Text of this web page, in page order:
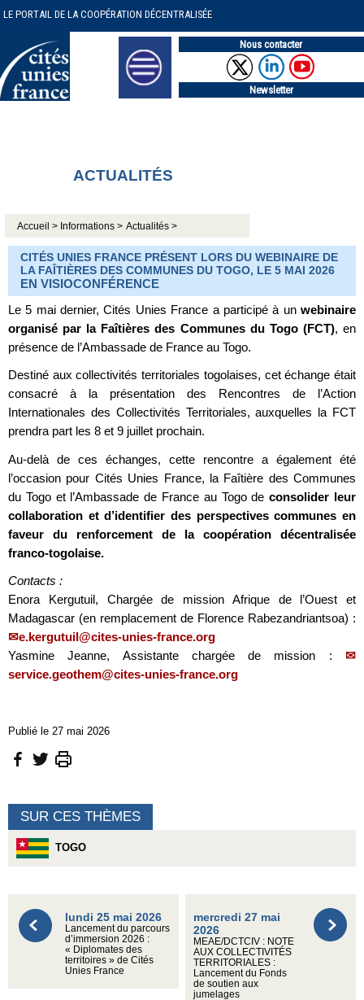
LE PORTAIL DE LA COOPÉRATION DÉCENTRALISÉE
Nous contacter
Newsletter
ACTUALITÉS
Accueil > Informations > Actualités >
CITÉS UNIES FRANCE PRÉSENT LORS DU WEBINAIRE DE
LA FAÎTIÈRES DES COMMUNES DU TOGO, LE 5 MAI 2026
EN VISIOCONFÉRENCE
Le 5 mai dernier, Cités Unies France a participé à un webinaire
organisé par la Faîtières des Communes du Togo (FCT), en
présence de l’Ambassade de France au Togo.
Destiné aux collectivités territoriales togolaises, cet échange était
consacré à la présentation des Rencontres de l’Action
Internationales des Collectivités Territoriales, auxquelles la FCT
prendra part les 8 et 9 juillet prochain.
Au-delà de ces échanges, cette rencontre a également été
l’occasion pour Cités Unies France, la Faîtière des Communes
du Togo et l’Ambassade de France au Togo deconsolider leur
collaboration et d’identifier des perspectives communes en
faveur du renforcement de la coopération décentralisée
franco-togolaise.
Contacts :
Enora Kergutuil, Chargée de mission Afrique de l’Ouest et
Madagascar (en remplacement de Florence Rabezandriantsoa) :
e.kergutuil@cites-unies-france.org
Yasmine Jeanne, Assistante chargée de mission :
service.geothem@cites-unies-france.org
Publié le 27 mai 2026
SUR CES THÈMES
TOGO
lundi 25 mai 2026
Lancement du parcours
d’immersion 2026 :
« Diplomates des
territoires » de Cités
Unies France
mercredi 27 mai
2026
MEAE/DCTCIV : NOTE
AUX COLLECTIVITÉS
TERRITORIALES :
Lancement du Fonds
de soutien aux
jumelages